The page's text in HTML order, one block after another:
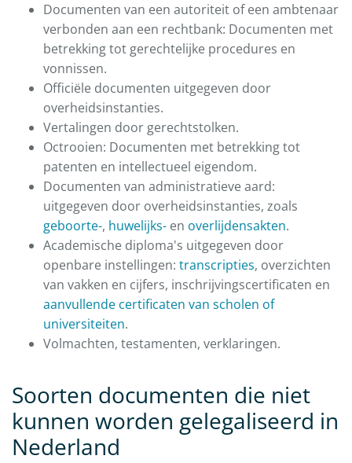
Documenten van een autoriteit of een ambtenaar
verbonden aan een rechtbank: Documenten met
betrekking tot gerechtelijke procedures en
vonnissen.
Officiële documenten uitgegeven door
overheidsinstanties.
Vertalingen door gerechtstolken.
Octrooien: Documenten met betrekking tot
patenten en intellectueel eigendom.
Documenten van administratieve aard:
uitgegeven door overheidsinstanties, zoals
geboorte-, huwelijks- en overlijdensakten.
Academische diploma's uitgegeven door
openbare instellingen: transcripties, overzichten
van vakken en cijfers, inschrijvingscertificaten en
aanvullende certificaten van scholen of
universiteiten.
Volmachten, testamenten, verklaringen.
Soorten documenten die niet
kunnen worden gelegaliseerd in
Nederland